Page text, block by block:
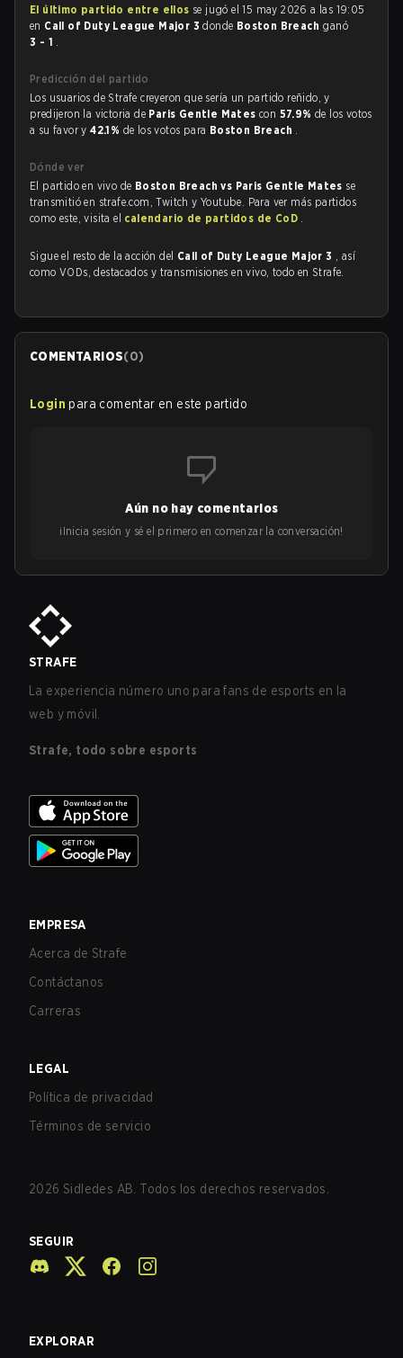
El último partido entre ellos se jugó el 15 may 2026 a las 19:05
en Call of Duty League Major 3donde Boston Breach ganó
3 - 1 .
Predicción del partido
Los usuarios de Strafe creyeron que sería un partido reñido, y
predijeron la victoria de Paris Gentle Matescon 57.9%de los votos
a su favor y42.1% de los votos para Boston Breach .
Dónde ver
El partido en vivo de Boston Breach vs Paris Gentle Mates se
transmitió en strafe.com, Twitch y Youtube. Para ver más partidos
como este, visita el calendario de partidos de CoD .
Sigue el resto de la acción del Call of Duty League Major 3 , así
como VODs, destacados y transmisiones en vivo, todo en Strafe.
COMENTARIOS(0)
Login para comentar en este partido
Aún no hay comentarios
¡Inicia sesión y sé el primero en comenzar la conversación!
STRAFE
La experiencia número uno para fans de esports en la
web y móvil.
Strafe, todo sobre esports
EMPRESA
Acerca de Strafe
Contáctanos
Carreras
LEGAL
Política de privacidad
Términos de servicio
2026 Sidledes AB. Todos los derechos reservados.
SEGUIR
EXPLORAR